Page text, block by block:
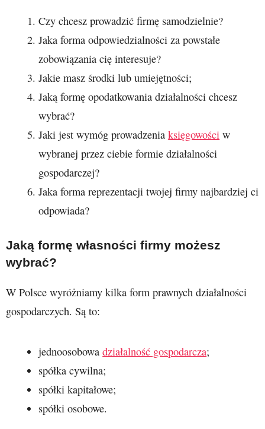
Czy chcesz prowadzić firmę samodzielnie?
Jaka forma odpowiedzialności za powstałe
zobowiązania cię interesuje?
Jakie masz środki lub umiejętności;
Jaką formę opodatkowania działalności chcesz
wybrać?
Jaki jest wymóg prowadzeniaksięgowości w
wybranej przez ciebie formie działalności
gospodarczej?
Jaka forma reprezentacji twojej firmy najbardziej ci
odpowiada?
Jaką formę własności firmy możesz
wybrać?
W Polsce wyróżniamy kilka form prawnych działalności
gospodarczych. Są to:
jednoosobowadziałalność gospodarcza;
spółka cywilna;
spółki kapitałowe;
spółki osobowe.